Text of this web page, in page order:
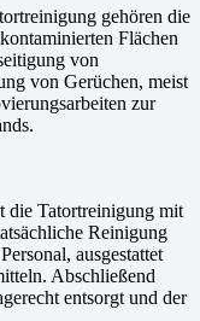
gehören die
Flächen
von
von Gerüchen, meist
zur
die Tatortreinigung mit
Reinigung
ausgestattet
Abschließend
entsorgt und der